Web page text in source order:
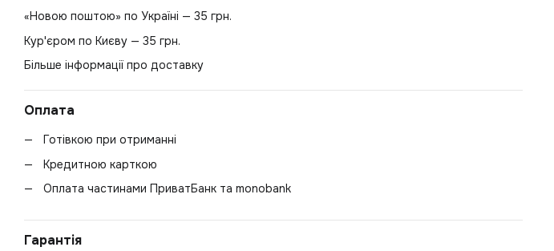
«Новою поштою» по Україні — 35 грн.
Кур'єром по Києву — 35 грн.
Більше інформації про доставку
Оплата
Готівкою при отриманні
Кредитною карткою
Оплата частинами ПриватБанк та monobank
Гарантія